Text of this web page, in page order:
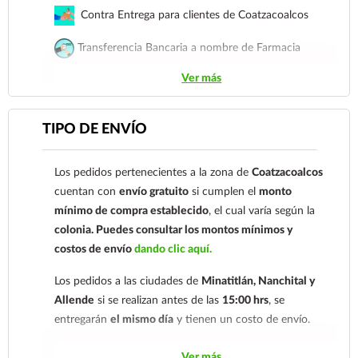
No se administrará a las mujeres que estén
amamantando a no ser que sea absolutamente
necesario o se deberá interrumpir la lactancia.
Los anticolinérgicos pueden inhibir la producción de
leche y, aunque no se conoce el efecto de biperideno
en ese periodo, sí pasa a la leche materna, alcanzando
en ella concentraciones similares a las del plasma. En
general, se recomienda amamantar, ya que no se
conoce la naturaleza ni el grado de metabolización del
fármaco en el recién nacido y no se pueden descartar
posibles efectos farmacotoxicológicos sobre el
lactante. Se deben tomar precauciones al administrar
biperideno a una mujer que esté amamantando.
Contra Entrega para clientes de Coatzacoalcos
Transferencia Bancaria a nombre de Farmacia
cuenta: Clave: 014854655008143954
Para esta forma de pago el cliente deberá enviar su
comprobante de pago a al siguiente correo
nuestro
921 261 8491
Ver más
TIPO DE ENVÍO
Los pedidos pertenecientes a la zona deCoatzacoalcos
cuentan conenvío gratuito si cumplen elmonto
mínimo de compra establecido, el cual varía según la
colonia. Puedes consultar los montos mínimos y
costos de envíodando clic aquí.
Los pedidos a las ciudades de Minatitlán, Nanchital y
Allende si se realizan antes de las 15:00 hrs, se
entregaránel mismo día y tienen un costo de envío.
Los pedidos de otras localidades se envían mediante